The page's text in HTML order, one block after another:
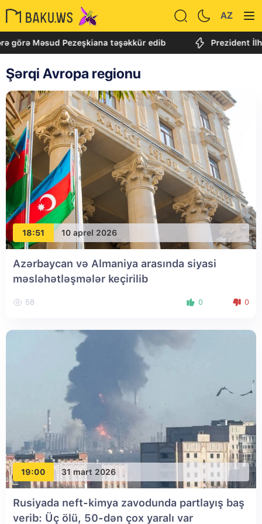
AZ
Məsud Pezeşkiana təşəkkür edib Prezident
Şərqi Avropa regionu
18:51 10 aprel 2026
Azərbaycan və Almaniya arasında siyasi
məsləhətləşmələr keçirilib
58 0 0
19:00 31 mart 2026
Rusiyada neft-kimya zavodunda partlayış baş
verib: Üç ölü, 50-dən çox yaralı var